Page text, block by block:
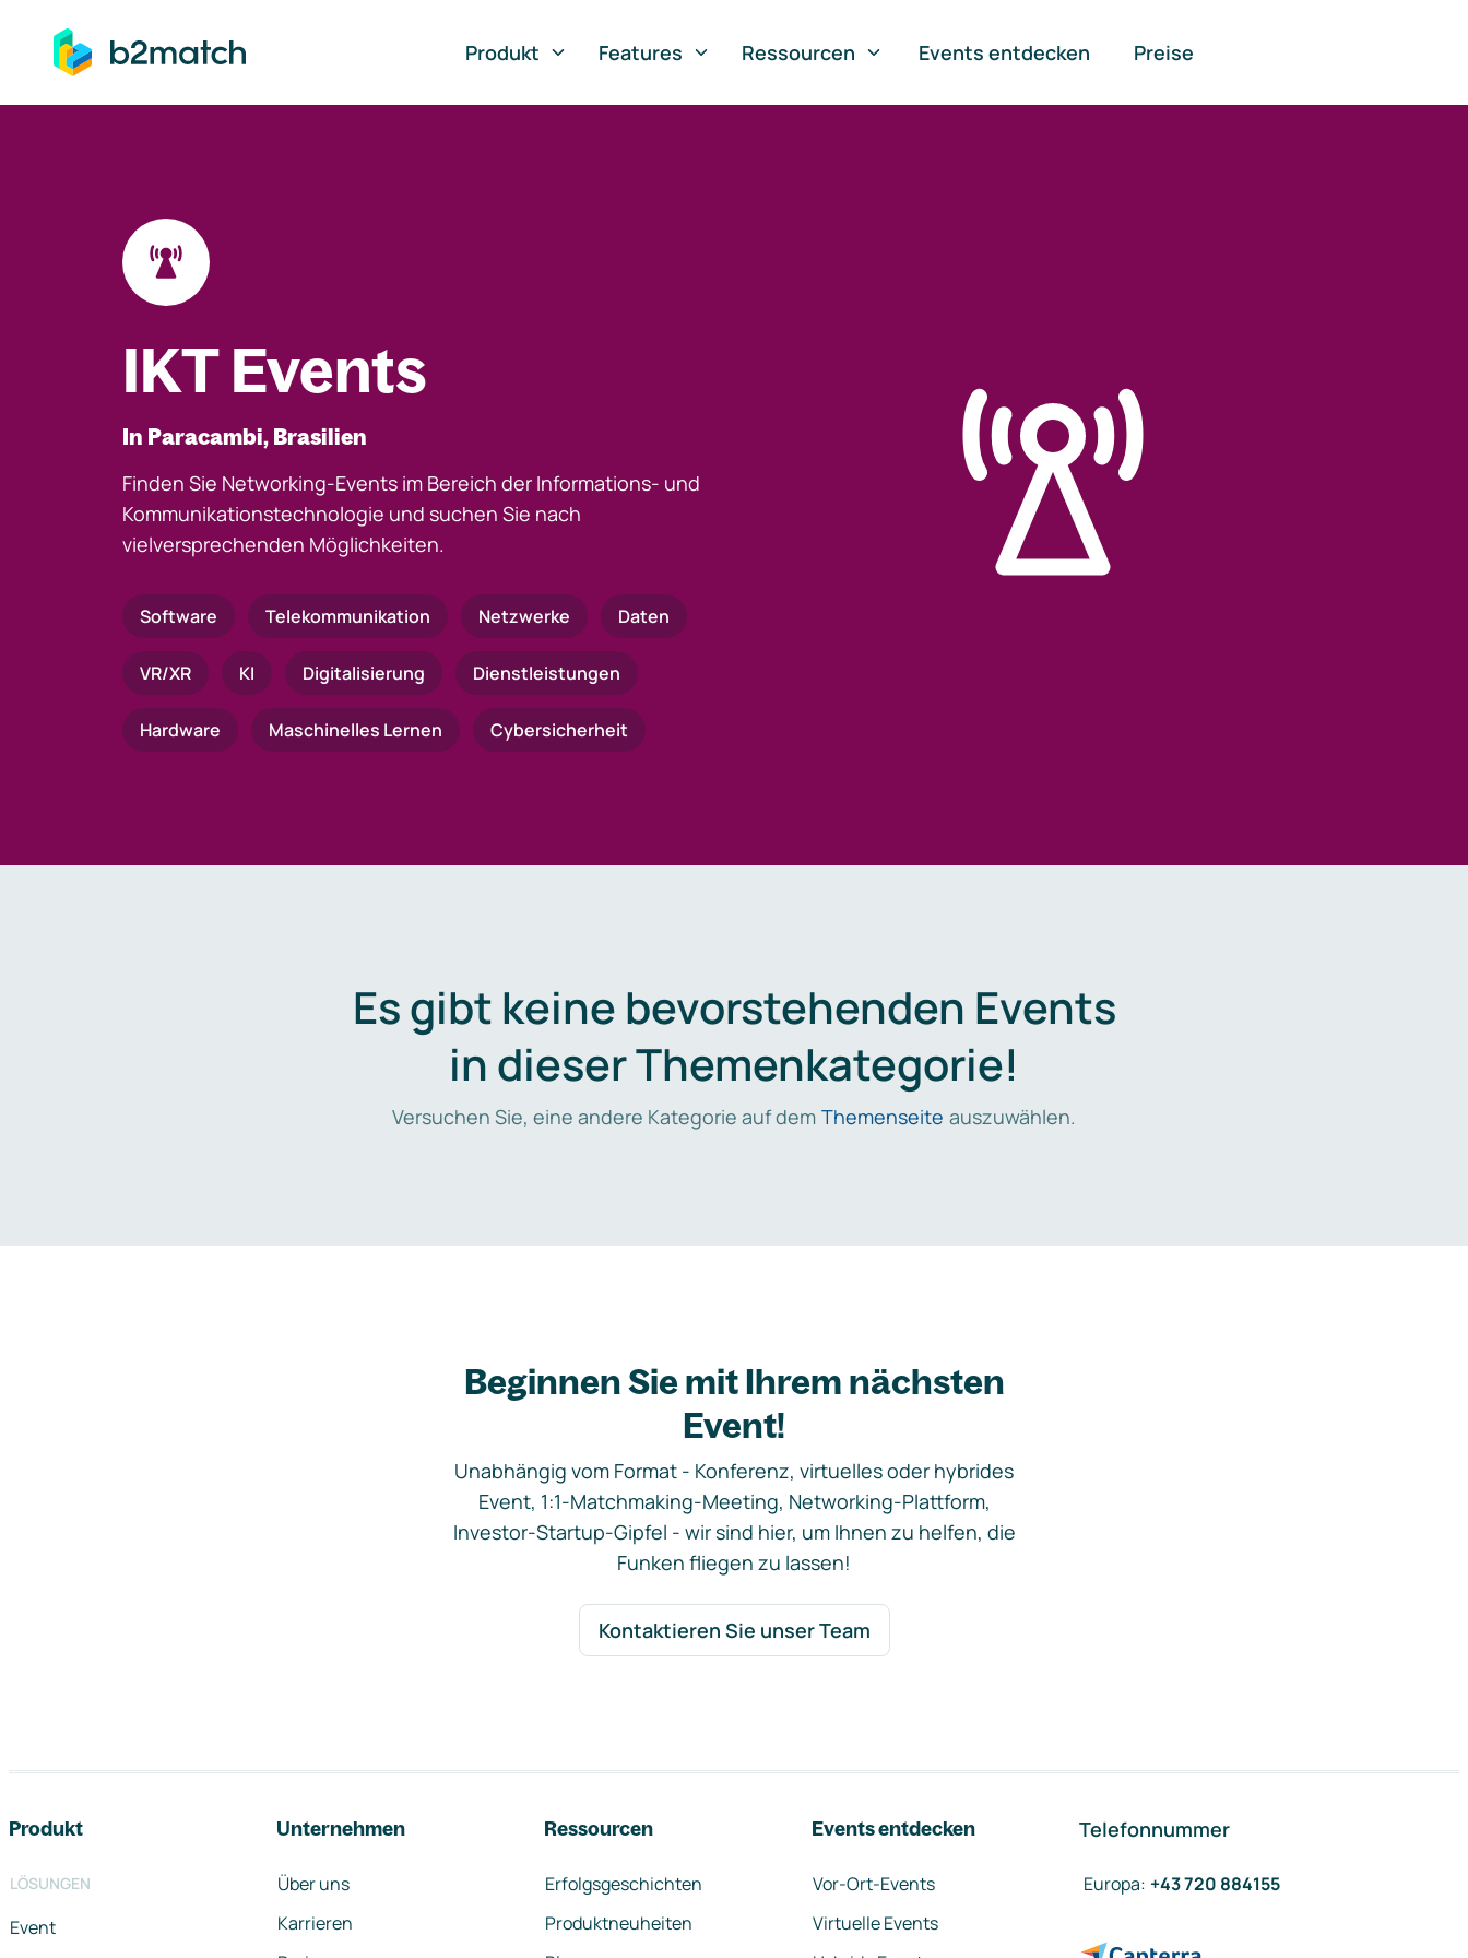
springen
Produkt
Features Ressourcen Events entdecken Preise
IKT Events
In Paracambi, Brasilien
Finden Sie Networking-Events im Bereich der Informations- und
Kommunikationstechnologie und suchen Sie nach
vielversprechenden Möglichkeiten.
Software Telekommunikation Netzwerke Daten
VR/XR KI Digitalisierung Dienstleistungen
Hardware Maschinelles Lernen Cybersicherheit
Es gibt keine bevorstehenden Events
in dieser Themenkategorie!
Versuchen Sie, eine andere Kategorie auf dem Themenseite auszuwählen.
Beginnen Sie mit Ihrem nächsten
Event!
Unabhängig vom Format - Konferenz, virtuelles oder hybrides
Event, 1:1-Matchmaking-Meeting, Networking-Plattform,
Investor-Startup-Gipfel - wir sind hier, um Ihnen zu helfen, die
Funken fliegen zu lassen!
Kontaktieren Sie unser Team
Produkt
LÖSUNGEN
Event
Unternehmen
Über uns
Karrieren
Ressourcen
Erfolgsgeschichten
Produktneuheiten
Events entdecken
Vor-Ort-Events
Virtuelle Events
Telefonnummer
Europa: +43 720 884155